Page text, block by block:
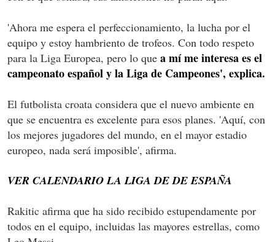
'Ahora me espera el perfeccionamiento, la lucha por el
equipo y estoy hambriento de trofeos. Con todo respeto
para la Liga Europea, pero lo que a mí me interesa es el
campeonato español y la Liga de Campeones', explica.
El futbolista croata considera que el nuevo ambiente en
que se encuentra es excelente para esos planes. 'Aquí, con
los mejores jugadores del mundo, en el mayor estadio
europeo, nada será imposible', afirma.
VER CALENDARIO LA LIGA DE DE ESPAÑA
Rakitic afirma que ha sido recibido estupendamente por
todos en el equipo, incluidas las mayores estrellas, como